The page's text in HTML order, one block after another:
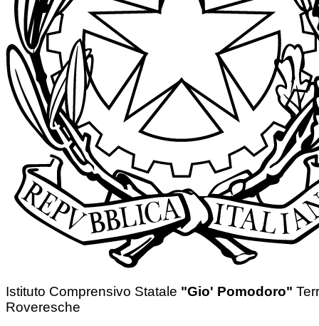
Istituto Comprensivo Statale "Gio' Pomodoro"
Roveresche